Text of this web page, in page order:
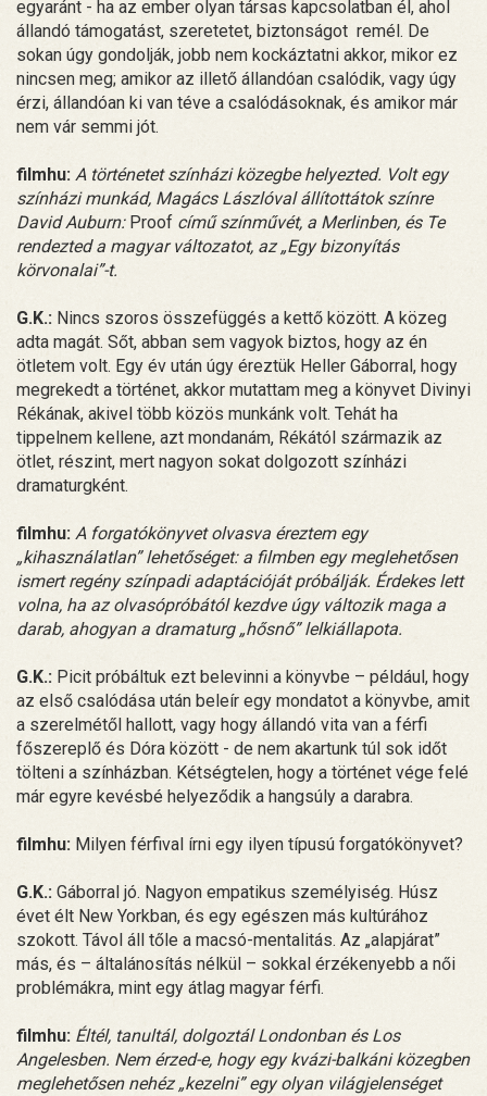
egyaránt - ha az ember olyan társas kapcsolatban él, ahol
állandó támogatást, szeretetet, biztonságot remél. De
sokan úgy gondolják, jobb nem kockáztatni akkor, mikor ez
nincsen meg; amikor az illető állandóan csalódik, vagy úgy
érzi, állandóan ki van téve a csalódásoknak, és amikor már
nem vár semmi jót.
filmhu: A történetet színházi közegbe helyezted. Volt egy
színházi munkád, Magács Lászlóval állítottátok színre
David Auburn: Proof című színművét, a Merlinben, és Te
rendezted a magyar változatot, az „Egy bizonyítás
körvonalai”-t.
G.K.: Nincs szoros összefüggés a kettő között. A közeg
adta magát. Sőt, abban sem vagyok biztos, hogy az én
ötletem volt. Egy év után úgy éreztük Heller Gáborral, hogy
megrekedt a történet, akkor mutattam meg a könyvet Divinyi
Rékának, akivel több közös munkánk volt. Tehát ha
tippelnem kellene, azt mondanám, Rékától származik az
ötlet, részint, mert nagyon sokat dolgozott színházi
dramaturgként.
filmhu: A forgatókönyvet olvasva éreztem egy
„kihasználatlan” lehetőséget: a filmben egy meglehetősen
ismert regény színpadi adaptációját próbálják. Érdekes lett
volna, ha az olvasópróbától kezdve úgy változik maga a
darab, ahogyan a dramaturg „hősnő” lelkiállapota.
G.K.: Picit próbáltuk ezt belevinni a könyvbe – például, hogy
az első csalódása után beleír egy mondatot a könyvbe, amit
a szerelmétől hallott, vagy hogy állandó vita van a férfi
főszereplő és Dóra között - de nem akartunk túl sok időt
tölteni a színházban. Kétségtelen, hogy a történet vége felé
már egyre kevésbé helyeződik a hangsúly a darabra.
filmhu: Milyen férfival írni egy ilyen típusú forgatókönyvet?
G.K.: Gáborral jó. Nagyon empatikus személyiség. Húsz
évet élt New Yorkban, és egy egészen más kultúrához
szokott. Távol áll tőle a macsó-mentalitás. Az „alapjárat”
más, és – általánosítás nélkül – sokkal érzékenyebb a női
problémákra, mint egy átlag magyar férfi.
filmhu: Éltél, tanultál, dolgoztál Londonban és Los
Angelesben. Nem érzed-e, hogy egy kvázi-balkáni közegben
meglehetősen nehéz „kezelni” egy olyan világjelenséget